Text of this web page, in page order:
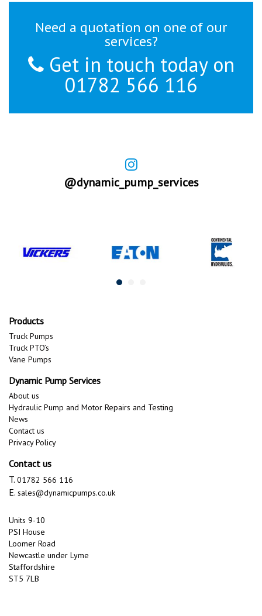
Need a quotation on one of our
services?
Get in touch today on
01782 566 116
@dynamic_pump_services
Products
Truck Pumps
Truck PTO’s
Vane Pumps
Dynamic Pump Services
About us
Hydraulic Pump and Motor Repairs and Testing
News
Contact us
Privacy Policy
Contact us
T. 01782 566 116
E. sales@dynamicpumps.co.uk
Units 9-10
PSI House
Loomer Road
Newcastle under Lyme
Staffordshire
ST5 7LB